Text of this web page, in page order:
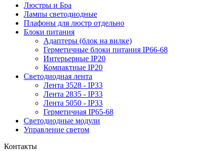
Люстры и Бра
Лампы светодиодные
Плафоны для люстр отдельно
Блоки питания
Адаптеры (блок на вилке)
Герметичные блоки питания IP66-68
Интерьерные IP20
Компактные IP20
Светодиодная лента
Лента 3528 - IP33
Лента 2835 - IP33
Лента 5050 - IP33
Герметичная IP65-68
Светодиодные модули
Управление светом
Контакты